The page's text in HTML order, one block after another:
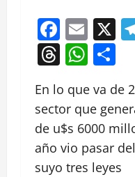
X
Threads
En lo que va de
sector que
de u$s 6000
año vio pasar
suyo tres leyes